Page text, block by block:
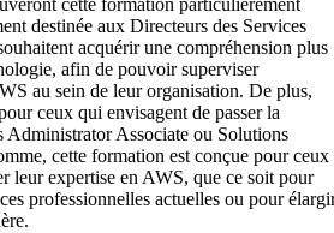
cette formation particulièrement
destinée aux Directeurs des Services
acquérir une compréhension plus
afin de pouvoir superviser
au sein de leur organisation. De plus,
ceux qui envisagent de passer la
Associate ou Solutions
cette formation est conçue pour ceux
leur expertise en AWS, que ce soit pour
professionnelles actuelles ou pour